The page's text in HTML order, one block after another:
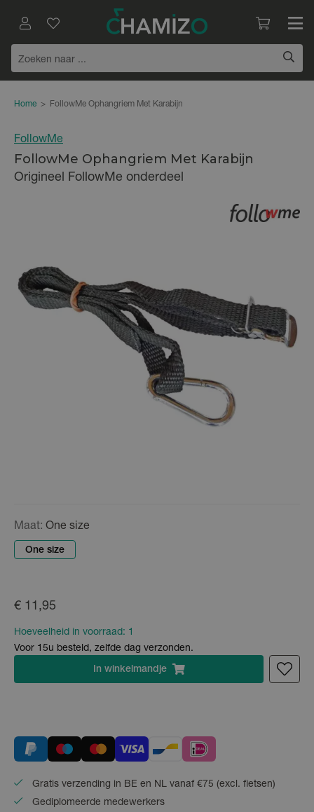
Home > FollowMe Ophangriem Met Karabijn
FollowMe
FollowMe Ophangriem Met Karabijn
Origineel FollowMe onderdeel
Maat: One size
One size
€ 11,95
Hoeveelheid in voorraad: 1
Voor 15u besteld, zelfde dag verzonden.
In winkelmandje
Gratis verzending in BE en NL vanaf €75 (excl. fietsen)
Gediplomeerde medewerkers